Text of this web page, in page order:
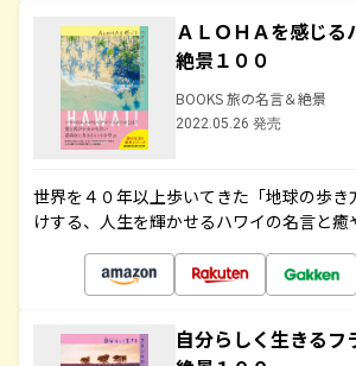
ＡＬＯＨＡを感じる
絶景１００
BOOKS 旅の名言＆絶景
2022.05.26 発売
世界を４０年以上歩いてきた「地球の歩き
けする、人生を輝かせるハワイの名言と癒
自分らしく生きるフ